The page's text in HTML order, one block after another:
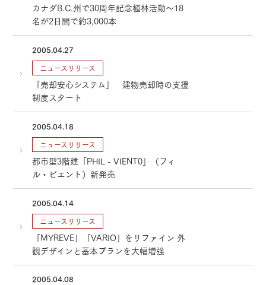
カナダB.C.州で30周年記念植林活動～18
名が2日間で約3,000本
2005.04.27
ニュースリリース
「売却安心システム」 建物売却時の支援
制度スタート
2005.04.18
ニュースリリース
都市型3階建「PHIL - VIENT0」（フィ
ル・ビエント）新発売
2005.04.14
ニュースリリース
「MYREVE」「VARIO」をリファイン 外
観デザインと基本プランを大幅増強
2005.04.08